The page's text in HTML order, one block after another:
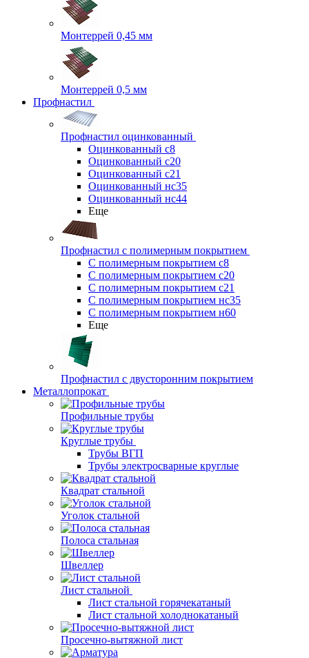
Монтеррей 0,45 мм
Монтеррей 0,5 мм
Профнастил
Профнастил оцинкованный
Оцинкованный с8
Оцинкованный с20
Оцинкованный с21
Оцинкованный нс35
Оцинкованный нс44
Еще
Профнастил с полимерным покрытием
С полимерным покрытием с8
С полимерным покрытием с20
С полимерным покрытием с21
С полимерным покрытием нс35
С полимерным покрытием н60
Еще
Профнастил с двусторонним покрытием
Металлопрокат
Профильные трубы
Круглые трубы
Трубы ВГП
Трубы электросварные круглые
Квадрат стальной
Уголок стальной
Полоса стальная
Швеллер
Лист стальной
Лист стальной горячекатаный
Лист стальной холоднокатаный
Просечно-вытяжной лист